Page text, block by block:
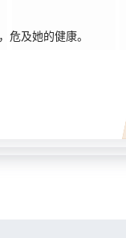
及她的健康。